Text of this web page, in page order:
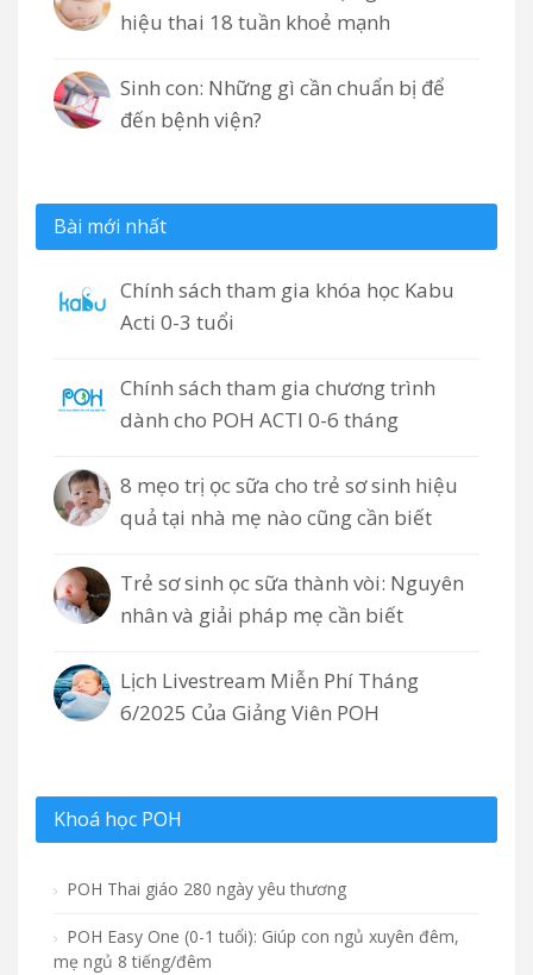
hiệu thai 18 tuần khoẻ mạnh
Sinh con: Những gì cần chuẩn bị để
đến bệnh viện?
Bài mới nhất
Chính sách tham gia khóa học Kabu
Acti 0-3 tuổi
Chính sách tham gia chương trình
dành cho POH ACTI 0-6 tháng
8 mẹo trị ọc sữa cho trẻ sơ sinh hiệu
quả tại nhà mẹ nào cũng cần biết
Trẻ sơ sinh ọc sữa thành vòi: Nguyên
nhân và giải pháp mẹ cần biết
Lịch Livestream Miễn Phí Tháng
6/2025 Của Giảng Viên POH
Khoá học POH
POH Thai giáo 280 ngày yêu thương
POH Easy One (0-1 tuổi): Giúp con ngủ xuyên đêm,
mẹ ngủ 8 tiếng/đêm